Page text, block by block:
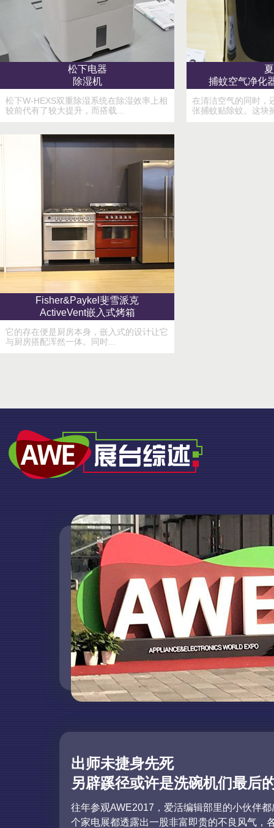
松下电器
除湿机
松下W-HEXS双重除湿系统在除湿效率上相
较前代有了较大提升，而搭载...
捕蚊空气净化
在清洁空气的同时，
张捕蚊贴除蚊。这块
Fisher&Paykel斐雪派克
ActiveVent嵌入式烤箱
它的存在便是厨房本身，嵌入式的设计让它
与厨房搭配浑然一体。同时...
出师未捷身先死
另辟蹊径或许是洗碗机们最后
往年参观AWE2017，爱活编辑部里的小伙伴
个家电展都透露出一股非富即贵的不良风气，